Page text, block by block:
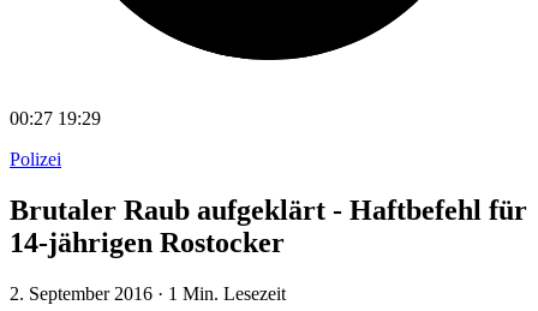
00:27 19:29
Polizei
Brutaler Raub aufgeklärt - Haftbefehl für
14-jährigen Rostocker
2. September 2016 · 1 Min. Lesezeit